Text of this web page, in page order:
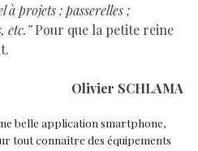
à projets : passerelles ;
etc.”Pour que la petite reine
Olivier SCHLAMA
belle application smartphone,
tout connaître des équipements